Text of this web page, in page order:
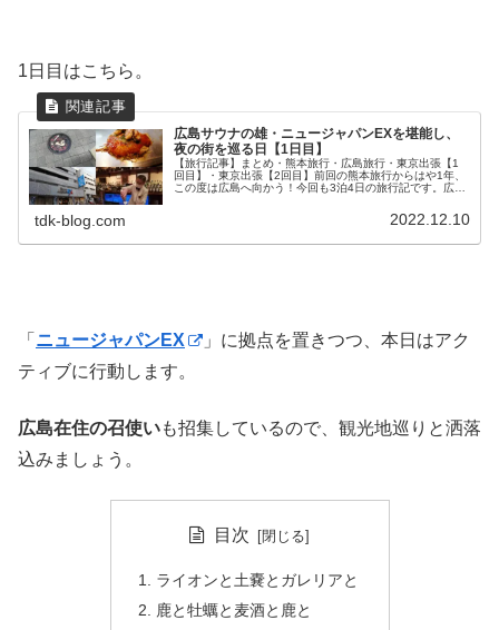
1日目はこちら。
広島サウナの雄・ニュージャパンEXを堪能し、
夜の街を巡る日【1日目】
【旅行記事】まとめ・熊本旅行・広島旅行・東京出張【1
回目】・東京出張【2回目】前回の熊本旅行からはや1年、
この度は広島へ向かう！今回も3泊4日の旅行記です。広島
tdk-blog.com 2022.12.10
「 ニュージャパンEX
」に拠点を置きつつ、本日はアク
ティブに行動します。
広島在住の召使いも招集しているので、観光地巡りと洒落
込みましょう。
目次
ライオンと土嚢とガレリアと
鹿と牡蠣と麦酒と鹿と